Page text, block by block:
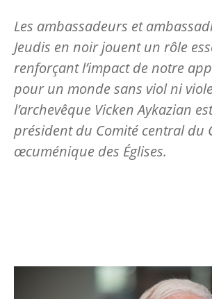
Les ambassadeurs et
Jeudis en noir jouent un rôle
renforçant l’impact de notre
pour un monde sans viol ni
l’archevêque Vicken Aykazian
président du Comité central du
œcuménique des Églises.